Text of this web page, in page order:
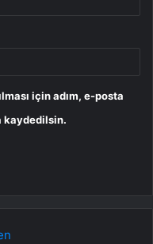
için adım, e-posta
kaydedilsin.